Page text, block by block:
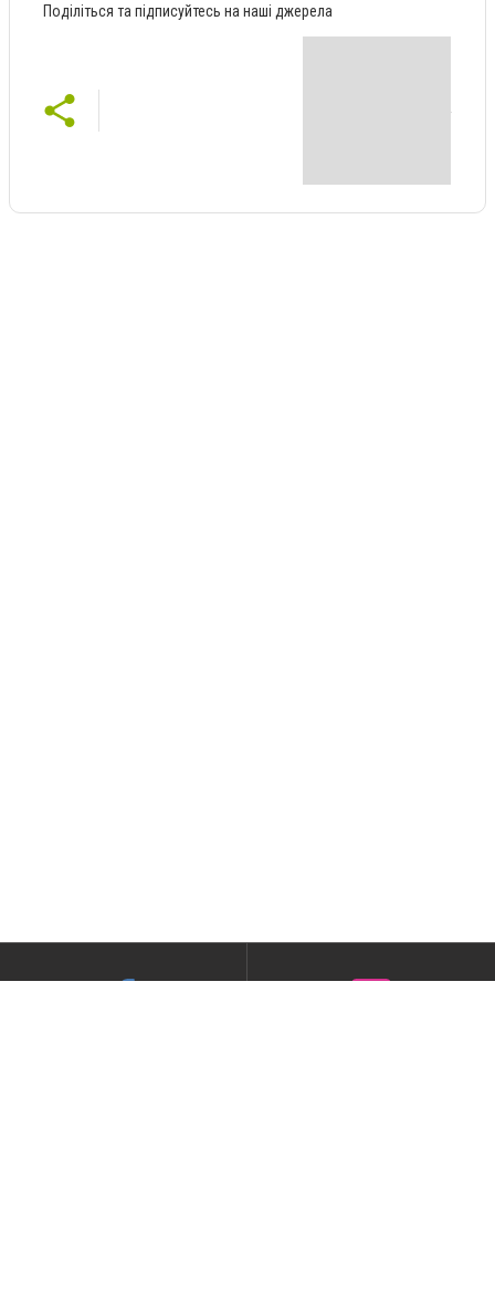
Поділіться та підписуйтесь на наші джерела